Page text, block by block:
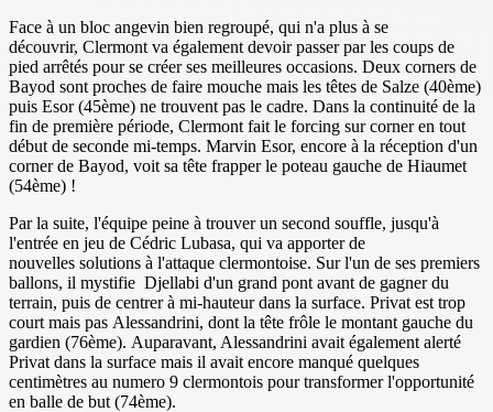
Face à un bloc angevin bien regroupé, qui n'a plus à se
découvrir, Clermont va également devoir passer par les coups de
pied arrêtés pour se créer ses meilleures occasions. Deux corners de
Bayod sont proches de faire mouche mais les têtes de Salze (40ème)
puis Esor (45ème) ne trouvent pas le cadre. Dans la continuité de la
fin de première période, Clermont fait le forcing sur corner en tout
début de seconde mi-temps. Marvin Esor, encore à la réception d'un
corner de Bayod, voit sa tête frapper le poteau gauche de Hiaumet
(54ème) !
Par la suite, l'équipe peine à trouver un second souffle, jusqu'à
l'entrée en jeu de Cédric Lubasa, qui va apporter de
nouvelles solutions à l'attaque clermontoise. Sur l'un de ses premiers
ballons, il mystifie Djellabi d'un grand pont avant de gagner du
terrain, puis de centrer à mi-hauteur dans la surface. Privat est trop
court mais pas Alessandrini, dont la tête frôle le montant gauche du
gardien (76ème). Auparavant, Alessandrini avait également alerté
Privat dans la surface mais il avait encore manqué quelques
centimètres au numero 9 clermontois pour transformer l'opportunité
en balle de but (74ème).